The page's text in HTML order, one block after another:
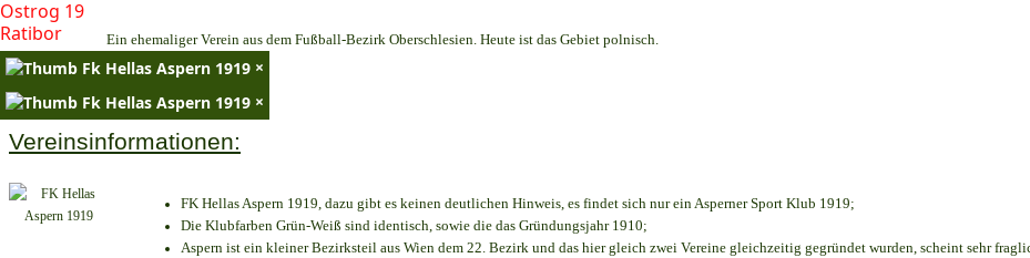
Ein ehemaliger Verein aus dem Fußball-Bezirk Oberschlesien. Heute ist das Gebiet polnisch.
×
×
Vereinsinformationen:
FK Hellas Aspern 1919, dazu gibt es keinen deutlichen Hinweis, es findet sich nur ein Asperner Sport Klub 1919;
Die Klubfarben Grün-Weiß sind identisch, sowie die das Gründungsjahr 1910;
Aspern ist ein kleiner Bezirksteil aus Wien dem 22. Bezirk und das hier gleich zwei Vereine gleichzeitig gegründet wurden, scheint sehr